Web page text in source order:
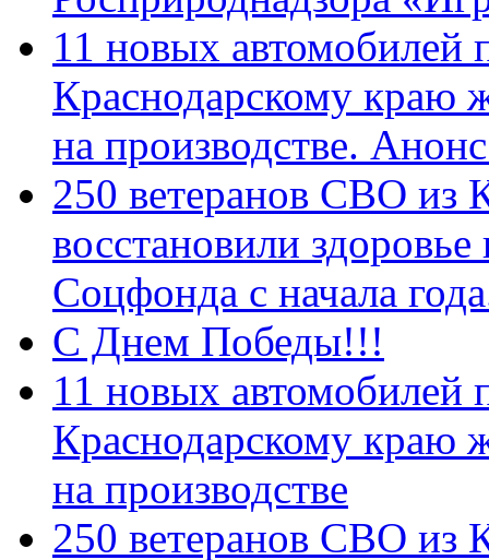
11 новых автомобилей
Краснодарскому краю
на производстве.
250 ветеранов СВО из
восстановили
Соцфонда с начала
С Днем Победы!!!
11 новых автомобилей
Краснодарскому краю
на производстве
250 ветеранов СВО из